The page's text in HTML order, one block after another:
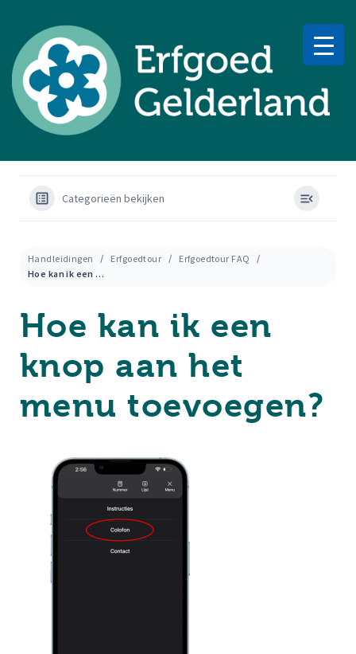
Categorieën bekijken
Handleidingen Erfgoedtour
Erfgoedtour FAQ
Hoe kan ik een knop aan het menu toevoegen?
Hoe kan ik een
knop aan het
menu toevoegen?